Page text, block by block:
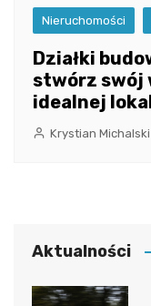
Nieruchomości
Działki
stwórz swój
idealnej
Krystian Michalski
Aktualności